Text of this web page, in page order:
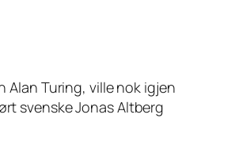
Turing, ville nok igjen
svenske Jonas Altberg